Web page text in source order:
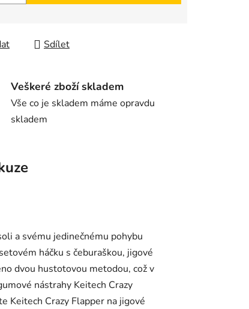
Sdílet
Veškeré zboží skladem
Vše co je skladem máme opravdu
skladem
a svému jedinečnému pohybu
háčku s čeburaškou, jigové
dvou hustotovou metodou, což v
nástrahy Keitech Crazy
Keitech Crazy Flapper na jigové